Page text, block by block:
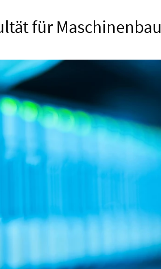
für Maschinenbau